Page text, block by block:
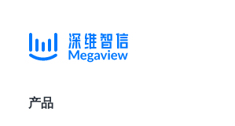
产品